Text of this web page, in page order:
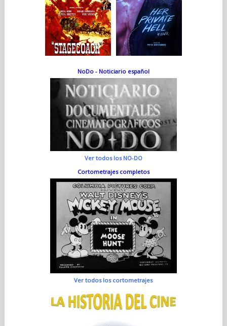
NoDo - Noticiario español
Ver todos los NO-DO
Cortometrajes completos
Ver todos los cortometrajes